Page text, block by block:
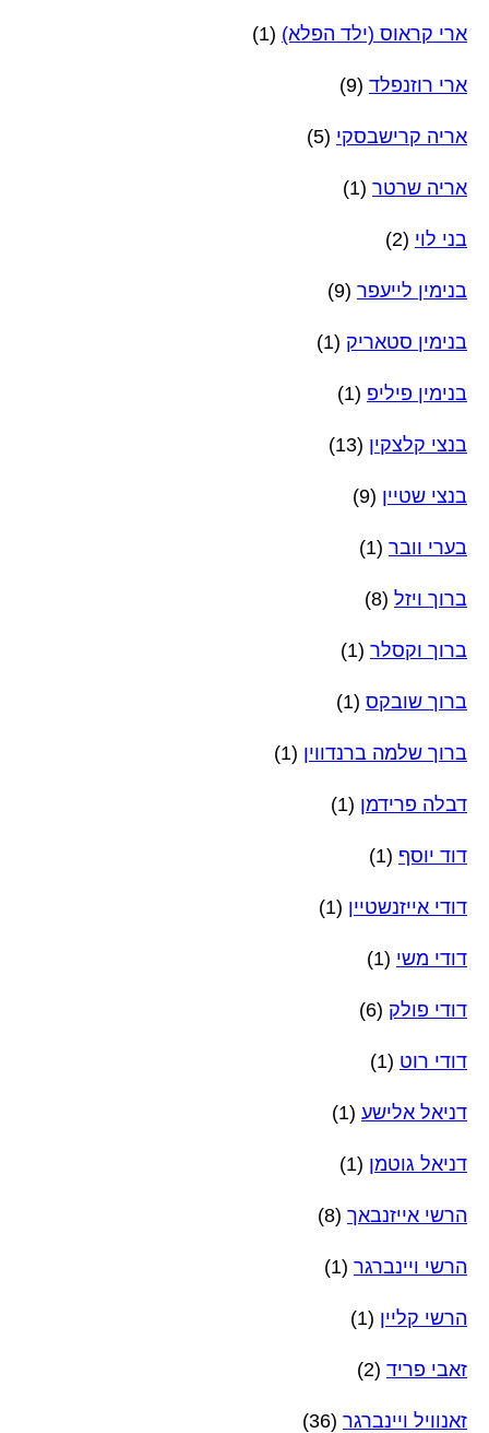
ארי קראוס (ילד הפלא) (1)
ארי רוזנפלד (9)
אריה קרישבסקי (5)
אריה שרטר (1)
בני לוי (2)
בנימין לייעפר (9)
בנימין סטאריק (1)
בנימין פיליפ (1)
בנצי קלצקין (13)
בנצי שטיין (9)
בערי וובר (1)
ברוך ויזל (8)
ברוך וקסלר (1)
ברוך שובקס (1)
ברוך שלמה ברנדווין (1)
דבלה פרידמן (1)
דוד יוסף (1)
דודי אייזנשטיין (1)
דודי משי (1)
דודי פולק (6)
דודי רוט (1)
דניאל אלישע (1)
דניאל גוטמן (1)
הרשי אייזנבאך (8)
הרשי ויינברגר (1)
הרשי קליין (1)
זאבי פריד (2)
זאנוויל ויינברגר (36)